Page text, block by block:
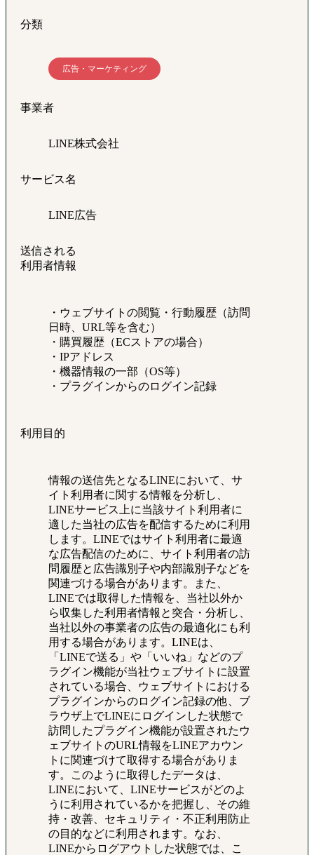
分類
広告・マーケティング
事業者
LINE株式会社
サービス名
LINE広告
送信される
利用者情報
・ウェブサイトの閲覧・行動履歴（訪問
日時、URL等を含む）
・購買履歴（ECストアの場合）
・IPアドレス
・機器情報の一部（OS等）
・プラグインからのログイン記録
利用目的
情報の送信先となるLINEにおいて、サ
イト利用者に関する情報を分析し、
LINEサービス上に当該サイト利用者に
適した当社の広告を配信するために利用
します。LINEではサイト利用者に最適
な広告配信のために、サイト利用者の訪
問履歴と広告識別子や内部識別子などを
関連づける場合があります。また、
LINEでは取得した情報を、当社以外か
ら収集した利用者情報と突合・分析し、
当社以外の事業者の広告の最適化にも利
用する場合があります。LINEは、
「LINEで送る」や「いいね」などのプ
ラグイン機能が当社ウェブサイトに設置
されている場合、ウェブサイトにおける
プラグインからのログイン記録の他、ブ
ラウザ上でLINEにログインした状態で
訪問したプラグイン機能が設置されたウ
ェブサイトのURL情報をLINEアカウン
トに関連づけて取得する場合がありま
す。このように取得したデータは、
LINEにおいて、LINEサービスがどのよ
うに利用されているかを把握し、その維
持・改善、セキュリティ・不正利用防止
の目的などに利用されます。なお、
LINEからログアウトした状態では、こ